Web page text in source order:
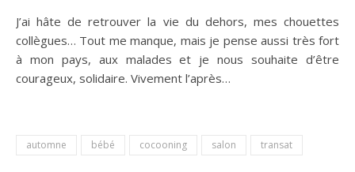
J’ai hâte de retrouver la vie du dehors, mes chouettes
collègues… Tout me manque, mais je pense aussi très fort
à mon pays, aux malades et je nous souhaite d’être
courageux, solidaire. Vivement l’après…
automne bébé cocooning salon transat